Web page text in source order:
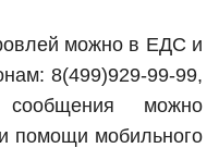
можно в ЕДС и
8(499)929-99-99,
сообщения можно
помощи мобильного